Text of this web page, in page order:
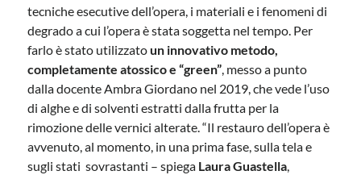
tecniche esecutive dell’opera, i materiali e i fenomeni di
degrado a cui l’opera è stata soggetta nel tempo. Per
farlo è stato utilizzatoun innovativo metodo,
completamente atossico e “green”, messo a punto
dalla docente Ambra Giordano nel 2019, che vede l’uso
di alghe e di solventi estratti dalla frutta per la
rimozione delle vernici alterate. “Il restauro dell’opera è
avvenuto, al momento, in una prima fase, sulla tela e
sugli stati sovrastanti – spiega Laura Guastella,